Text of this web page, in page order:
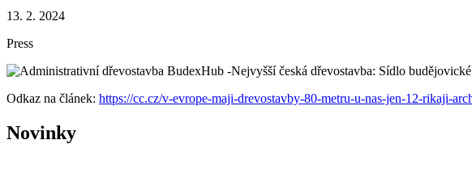
13. 2. 2024
Press
Odkaz na článek: https://cc.cz/v-evrope-maji-drevostavby-80-metru-u-nas-jen-12-rikaji-
Novinky